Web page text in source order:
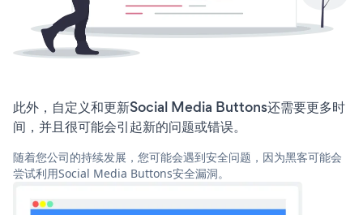
此外，自定义和更新Social Media Buttons还需要更多时
间，并且很可能会引起新的问题或错误。
随着您公司的持续发展，您可能会遇到安全问题，因为黑客可能会
尝试利用Social Media Buttons安全漏洞。